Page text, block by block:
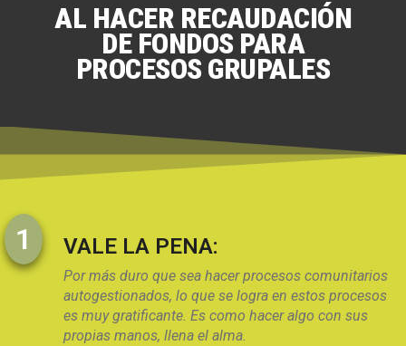
AL HACER RECAUDACIÓN
DE FONDOS PARA
PROCESOS GRUPALES
1 VALE LA PENA:
Por más duro que sea hacer procesos comunitarios
autogestionados, lo que se logra en estos procesos
es muy gratificante. Es como hacer algo con sus
propias manos, llena el alma.